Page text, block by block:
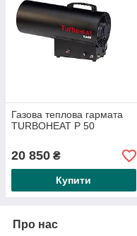
Газова теплова гармата
TURBOHEAT P 50
20 850 ₴
Купити
Про нас